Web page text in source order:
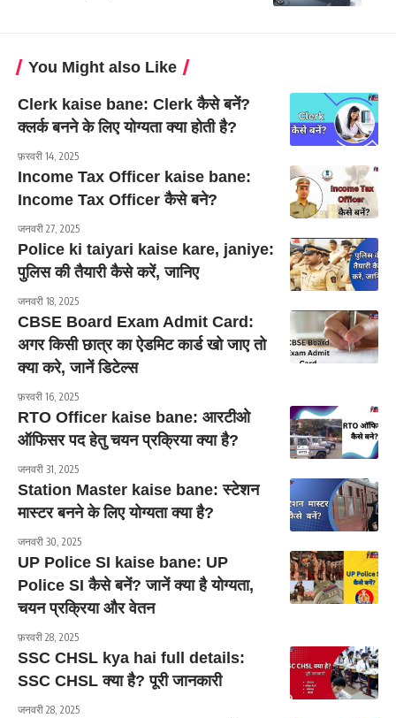
You Might also Like
Clerk kaise bane: Clerk कैसे बनें?
क्लर्क बनने के लिए योग्यता क्या होती है?
फ़रवरी 14, 2025
Income Tax Officer kaise bane:
Income Tax Officer कैसे बने?
जनवरी 27, 2025
Police ki taiyari kaise kare, janiye:
पुलिस की तैयारी कैसे करें, जानिए
जनवरी 18, 2025
CBSE Board Exam Admit Card:
अगर किसी छात्र का ऐडमिट कार्ड खो जाए तो
क्या करे, जानें डिटेल्स
फ़रवरी 16, 2025
RTO Officer kaise bane: आरटीओ
ऑफिसर पद हेतु चयन प्रक्रिया क्या है?
जनवरी 31, 2025
Station Master kaise bane: स्टेशन
मास्टर बनने के लिए योग्यता क्या है?
जनवरी 30, 2025
UP Police SI kaise bane: UP
Police SI कैसे बनें? जानें क्या है योग्यता,
चयन प्रक्रिया और वेतन
फ़रवरी 28, 2025
SSC CHSL kya hai full details:
SSC CHSL क्या है? पूरी जानकारी
जनवरी 28, 2025